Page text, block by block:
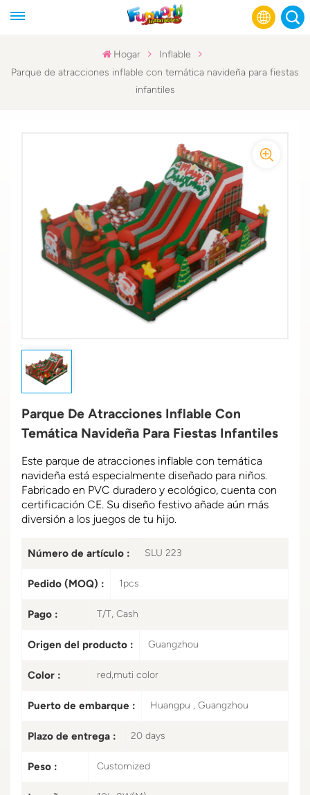
Español
عربي
Hogar
Inflable
Parque de atracciones inflable con temática navideña para fiestas
infantiles
Parque De Atracciones Inflable Con
Temática Navideña Para Fiestas Infantiles
Este parque de atracciones inflable con temática
navideña está especialmente diseñado para niños.
Fabricado en PVC duradero y ecológico, cuenta con
certificación CE. Su diseño festivo añade aún más
diversión a los juegos de tu hijo.
Número de artículo : SLU 223
Pedido (MOQ) : 1pcs
Pago : T/T, Cash
Origen del producto : Guangzhou
Color : red,muti color
Puerto de embarque : Huangpu , Guangzhou
Plazo de entrega : 20 days
Peso : Customized